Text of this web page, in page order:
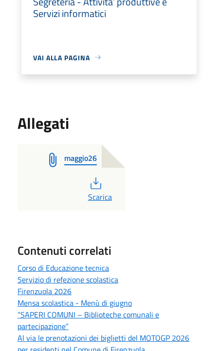
Servizi informatici
VAI ALLA PAGINA
Allegati
maggio26
PDF
Scarica
Contenuti correlati
Corso di Educazione tecnica
Servizio di refezione scolastica
Firenzuola 2026
Mensa scolastica - Menù di giugno
“SAPERI COMUNI – Biblioteche comunali e
partecipazione”
Al via le prenotazioni dei biglietti del MOTOGP 2026